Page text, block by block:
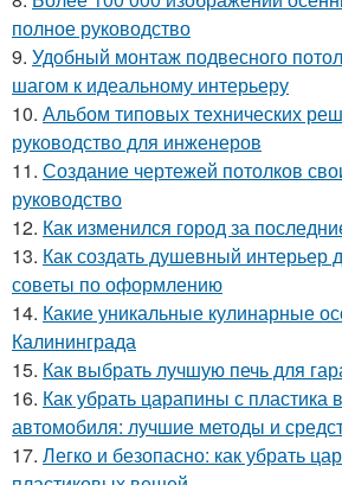
полное руководство
9. Удобный монтаж подвесного
шагом к идеальному интерьеру
10. Альбом типовых технических
руководство для инженеров
11. Создание чертежей потолков
руководство
12. Как изменился город за
13. Как создать душевный интерьер
советы по оформлению
14. Какие уникальные кулинарные
Калининграда
15. Как выбрать лучшую печь для
16. Как убрать царапины с пластика
автомобиля: лучшие методы и
17. Легко и безопасно: как убрать